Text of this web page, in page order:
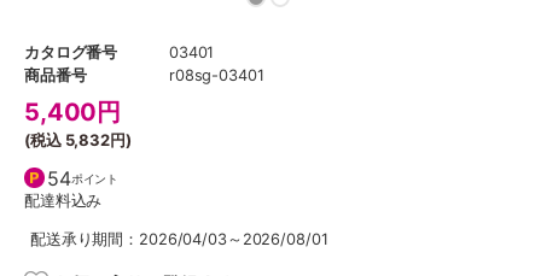
カタログ番号
03401
商品番号
r08sg-03401
5,400 円
(税込 5,832円)
54ポイント
配達料込み
配送承り期間：2026/04/03～2026/08/01